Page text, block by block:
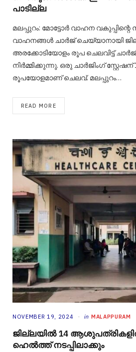
പാടില്ല
മലപ്പുറം: മോട്ടോർ വാഹന വകുപ്പിന്റെ
വാഹനങ്ങൾ ചാർജ് ചെയ്യാനായി
അരക്കോടിയോളം രൂപ ചെലവിട്ട്
നിർമ്മിക്കുന്നു. ഒരു ചാർജിംഗ് സ്റ്റേഷന്
രൂപയോളമാണ് ചെലവ്. മലപ്പുറം…
READ MORE
NOVEMBER 19, 2024 in MALAPPURAM
ജില്ലയിൽ 14
ഹെൽത്ത് നടപ്പിലാക്കും